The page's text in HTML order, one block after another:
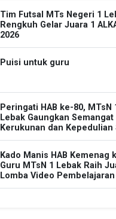
Tim Futsal MTs Negeri 1
Rengkuh Gelar Juara 1
2026
Puisi untuk guru
Peringati HAB ke-80, MTsN
Lebak Gaungkan Semangat
Kerukunan dan Kepedulian
Kado Manis HAB Kemenag
Guru MTsN 1 Lebak Raih
Lomba Video Pembelajaran